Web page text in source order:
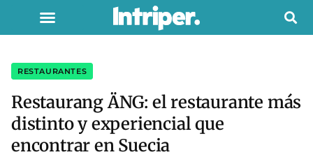
RESTAURANTES
Restaurang ÄNG: el restaurante más
distinto y experiencial que
encontrar en Suecia